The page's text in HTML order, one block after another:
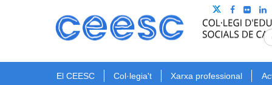
El CEESC Col·legia't Xarxa professional